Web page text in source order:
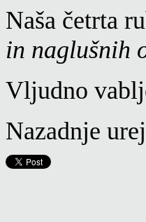
Naša četrta
in naglušnih
Vljudno
Nazadnje